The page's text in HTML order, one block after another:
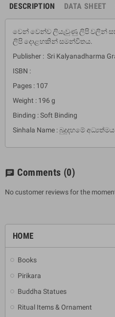
HOME
Books
Pirikara
Buddha Statues
Ritual Items & Ornament
DESCRIPTION DATA SHEET
වෙන් වෙන්ව ලියැවුණු ලිපි වලින්
ලිපි දොළහකින් සමන්විතය.
Publisher : Sri Kalyanadharma
ISBN :
Pages : 107
Weight : 196 g
Binding : Soft Binding
Sinhala Name : බුදුදහමේ
chat Comments (0)
No customer reviews for the